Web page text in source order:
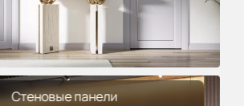
Стеновые панели